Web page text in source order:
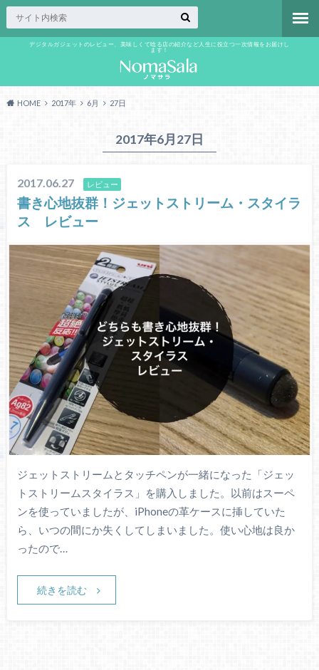
デジタルガジェットのレビュー、美味しくて唸る店の紹介など人生に役立つ一次情報をお届けし
ます！
HOME 2017年 6月 27日
2017年6月27日
2017.06.27 レビュー
書き心地抜群！ジェットストリーム・スタイラ
ス レビュー
ジェットストリームとタッチペンが一緒になった「ジェッ
トストリームスタイラス」を購入しました。以前はスーペ
ンを使っていましたが、iPhoneの革ケースに挿していた
ら、いつの間にか失くしてしまいました。使い心地は良か
ったので…
続きを読む